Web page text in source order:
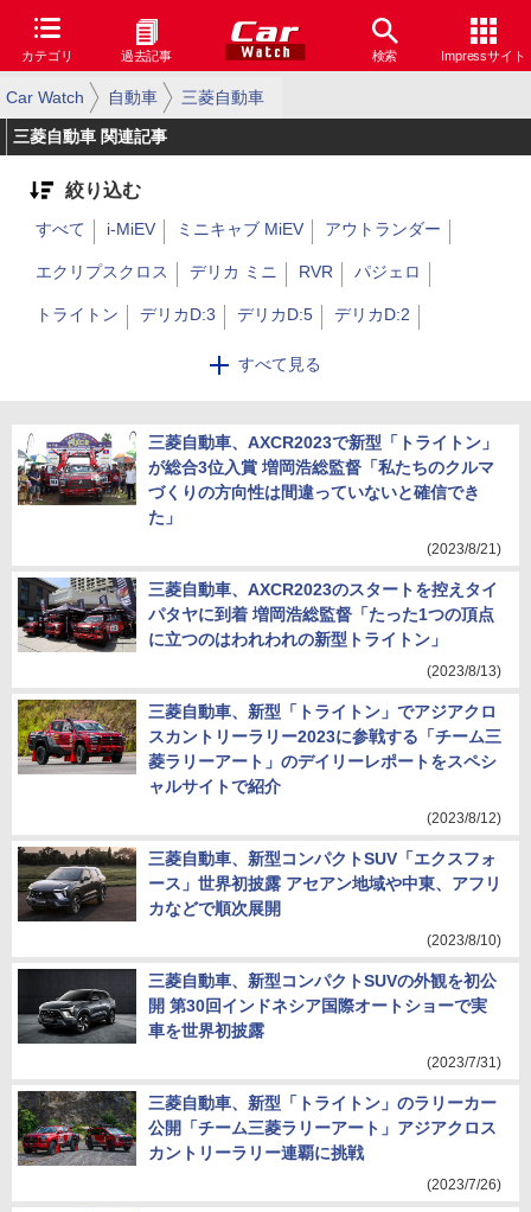
カテゴリ 過去記事 検索 Impressサイト
Car Watch 自動車 三菱自動車
三菱自動車 関連記事
絞り込む
すべて見る
すべて i-MiEV ミニキャブ MiEV アウトランダー
エクリプスクロス デリカ ミニ RVR パジェロ
トライトン デリカD:3 デリカD:5 デリカD:2
ランサーエボリューション
三菱自動車、AXCR2023で新型「トライトン」
が総合3位入賞 増岡浩総監督「私たちのクルマ
づくりの方向性は間違っていないと確信でき
た」
(2023/8/21)
三菱自動車、AXCR2023のスタートを控えタイ
パタヤに到着 増岡浩総監督「たった1つの頂点
に立つのはわれわれの新型トライトン」
(2023/8/13)
三菱自動車、新型「トライトン」でアジアクロ
スカントリーラリー2023に参戦する「チーム三
菱ラリーアート」のデイリーレポートをスペシ
ャルサイトで紹介
(2023/8/12)
三菱自動車、新型コンパクトSUV「エクスフォ
ース」世界初披露 アセアン地域や中東、アフリ
カなどで順次展開
(2023/8/10)
三菱自動車、新型コンパクトSUVの外観を初公
開 第30回インドネシア国際オートショーで実
車を世界初披露
(2023/7/31)
三菱自動車、新型「トライトン」のラリーカー
公開「チーム三菱ラリーアート」アジアクロス
カントリーラリー連覇に挑戦
(2023/7/26)